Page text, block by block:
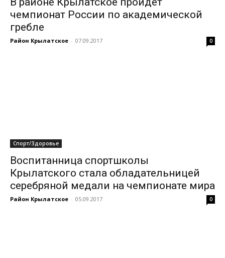
чемпионат России по академической
гребле
Район Крылатское - 07.09.2017 0
Спорт/Здоровье
Воспитанница спортшколы
Крылатского стала обладательницей
серебряной медали на чемпионате мира
Район Крылатское - 05.09.2017 0